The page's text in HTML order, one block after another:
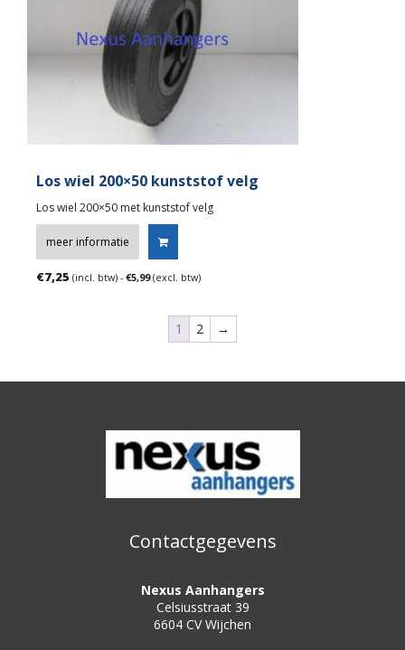
Los wiel 200×50 kunststof velg
Los wiel 200×50 met kunststof velg
meer informatie
€7,25 (incl. btw) - €5,99(excl. btw)
1 2 →
Contactgegevens
Nexus Aanhangers
Celsiusstraat 39
6604 CV Wijchen